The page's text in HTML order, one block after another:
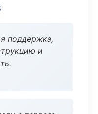
поддержка,
и